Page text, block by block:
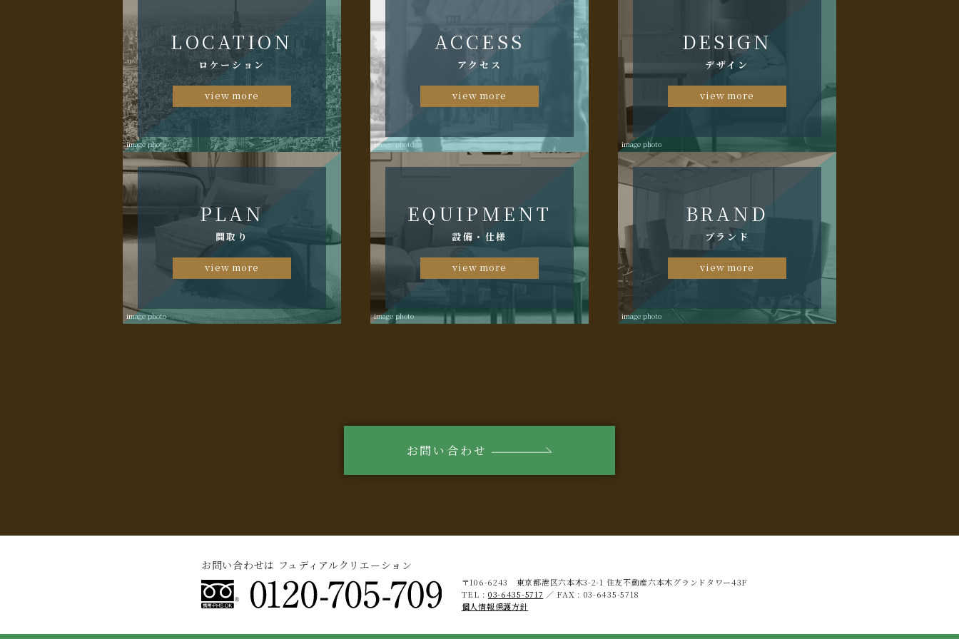
LOCATION
ロケーション
view more
image photo
ACCESS
アクセス
view more
image photo
DESIGN
デザイン
view more
image photo
PLAN
間取り
view more
image photo
EQUIPMENT
設備・仕様
view more
image photo
BRAND
ブランド
view more
image photo
お問い合わせ
お問い合わせは フュディアルクリエーション
〒106-6243 東京都港区六本木3-2-1 住友不動産六本木グランドタワー43F
TEL : 03-6435-5717 ／ FAX : 03-6435-5718
個人情報保護方針